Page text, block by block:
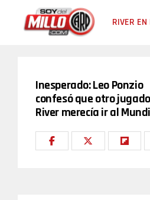
RIVER
Inesperado: Leo Ponzio
confesó que otro
River merecía ir al